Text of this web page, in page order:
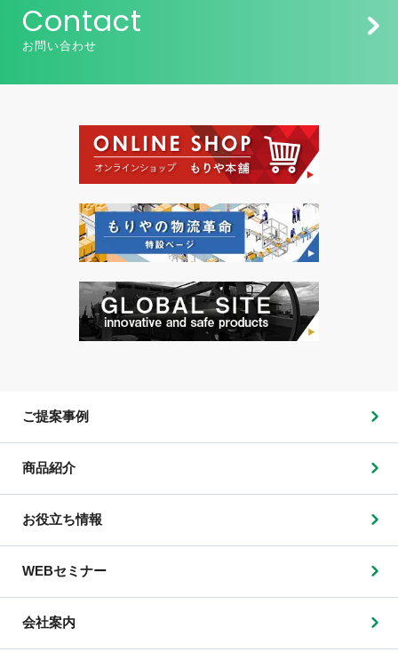
Contact
お問い合わせ
ご提案事例
商品紹介
お役立ち情報
WEBセミナー
会社案内